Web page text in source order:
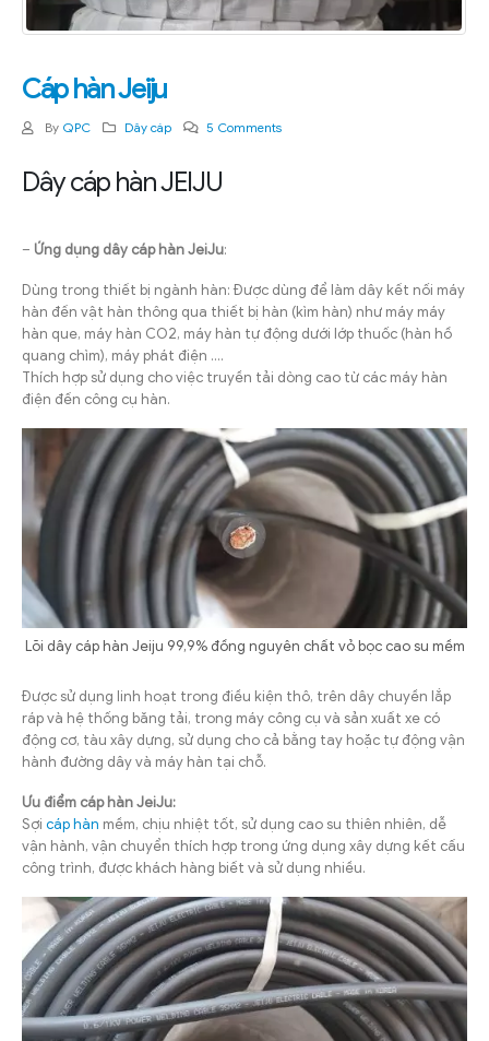
Cáp hàn Jeiju
By QPC Dây cáp 5 Comments
Dây cáp hàn JEIJU
– Ứng dụng dây cáp hàn JeiJu:
Dùng trong thiết bị ngành hàn: Được dùng để làm dây kết nối máy
hàn đến vật hàn thông qua thiết bị hàn (kìm hàn) như máy máy
hàn que, máy hàn CO2, máy hàn tự động dưới lớp thuốc (hàn hồ
quang chìm), máy phát điện ….
Thích hợp sử dụng cho việc truyền tải dòng cao từ các máy hàn
điện đến công cụ hàn.
Lõi dây cáp hàn Jeiju 99,9% đồng nguyên chất vỏ bọc cao su mềm
Được sử dụng linh hoạt trong điều kiện thô, trên dây chuyền lắp
ráp và hệ thống băng tải, trong máy công cụ và sản xuất xe có
động cơ, tàu xây dựng, sử dụng cho cả bằng tay hoặc tự động vận
hành đường dây và máy hàn tại chỗ.
Ưu điểm cáp hàn JeiJu:
Sợi cáp hàn mềm, chịu nhiệt tốt, sử dụng cao su thiên nhiên, dễ
vận hành, vận chuyển thích hợp trong ứng dụng xây dựng kết cấu
công trình, được khách hàng biết và sử dụng nhiều.